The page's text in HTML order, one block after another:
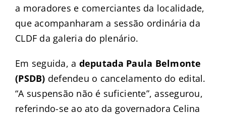
a moradores e comerciantes da localidade,
que acompanharam a sessão ordinária da
CLDF da galeria do plenário.
Em seguida, a deputada Paula Belmonte
(PSDB) defendeu o cancelamento do edital.
“A suspensão não é suficiente”, assegurou,
referindo-se ao ato da governadora Celina